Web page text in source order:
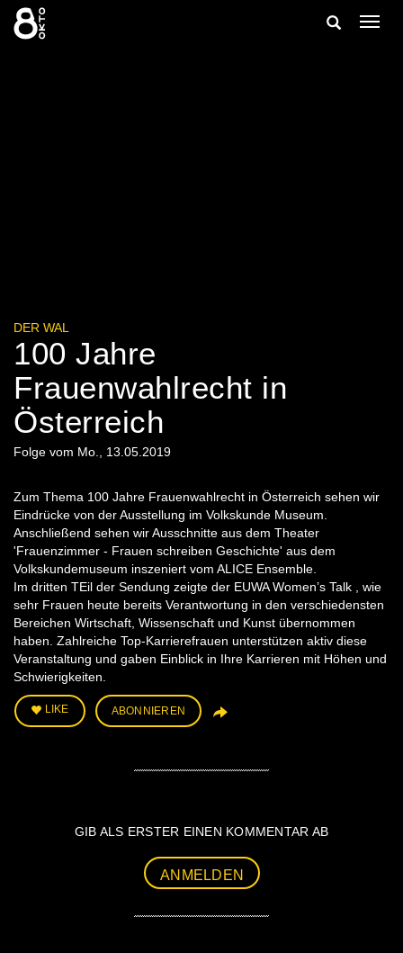
Zum
Inhalt
springen
Suche
DER WAL
100 Jahre
Frauenwahlrecht in
Österreich
Folge vom Mo., 13.05.2019
Zum Thema 100 Jahre Frauenwahlrecht in Österreich sehen wir
Eindrücke von der Ausstellung im Volkskunde Museum.
Anschließend sehen wir Ausschnitte aus dem Theater
'Frauenzimmer - Frauen schreiben Geschichte' aus dem
Volkskundemuseum inszeniert vom ALICE Ensemble.
Im dritten TEil der Sendung zeigte der EUWA Women’s Talk , wie
sehr Frauen heute bereits Verantwortung in den verschiedensten
Bereichen Wirtschaft, Wissenschaft und Kunst übernommen
haben. Zahlreiche Top-Karrierefrauen unterstützen aktiv diese
Veranstaltung und gaben Einblick in Ihre Karrieren mit Höhen und
Schwierigkeiten.
LIKE ABONNIEREN
GIB ALS ERSTER EINEN KOMMENTAR AB
ANMELDEN